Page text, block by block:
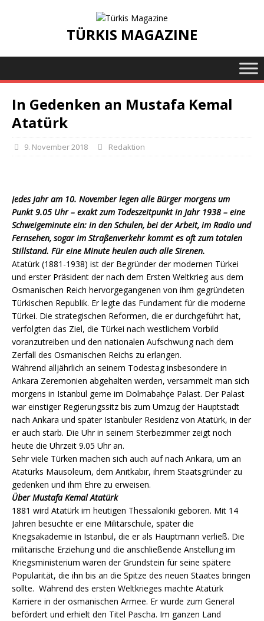
TÜRKIS MAGAZINE
In Gedenken an Mustafa Kemal
Atatürk
9. November 2018 Redaktion
Jedes Jahr am 10. November legen alle Bürger morgens um
Punkt 9.05 Uhr – exakt zum Todeszeitpunkt in Jahr 1938 – eine
Schweigeminute ein: in den Schulen, bei der Arbeit, im Radio und
Fernsehen, sogar im Straßenverkehr kommt es oft zum totalen
Stillstand. Für eine Minute heulen auch alle Sirenen.
Atatürk (1881-1938) ist der Begründer der modernen Türkei
und erster Präsident der nach dem Ersten Weltkrieg aus dem
Osmanischen Reich hervorgegangenen von ihm gegründeten
Türkischen Republik. Er legte das Fundament für die moderne
Türkei. Die strategischen Reformen, die er durchgeführt hat,
verfolgten das Ziel, die Türkei nach westlichem Vorbild
voranzutreiben und den nationalen Aufschwung nach dem
Zerfall des Osmanischen Reichs zu erlangen.
Während alljährlich an seinem Todestag insbesondere in
Ankara Zeremonien abgehalten werden, versammelt man sich
morgens in Istanbul gerne im Dolmabahçe Palast. Der Palast
war einstiger Regierungssitz bis zum Umzug der Hauptstadt
nach Ankara und später Istanbuler Residenz von Atatürk, in der
er auch starb. Die Uhr in seinem Sterbezimmer zeigt noch
heute die Uhrzeit 9.05 Uhr an.
Sehr viele Türken machen sich auch auf nach Ankara, um an
Atatürks Mausoleum, dem Anıtkabır, ihrem Staatsgründer zu
gedenken und ihm Ehre zu erweisen.
Über Mustafa Kemal Atatürk
1881 wird Atatürk im heutigen Thessaloniki geboren. Mit 14
Jahren besuchte er eine Militärschule, später die
Kriegsakademie in Istanbul, die er als Hauptmann verließ. Die
militärische Erziehung und die anschließende Anstellung im
Kriegsministerium waren der Grundstein für seine spätere
Popularität, die ihn bis an die Spitze des neuen Staates bringen
sollte. Während des ersten Weltkrieges machte Atatürk
Karriere in der osmanischen Armee. Er wurde zum General
befördert und erhielt den Titel Pascha. Im ganzen Land